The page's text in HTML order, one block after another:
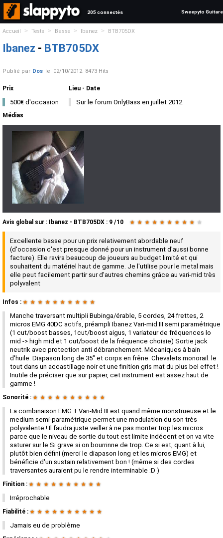
205 connectés Sweepyto Guitare
Accueil > Tests > Basse > Ibanez > BTB705DX
Ibanez - BTB705DX
Publié par Dos le 02/10/2012 8473 Hits
Prix
500€ d'occasion
Lieu - Date
Sur le forum OnlyBass en juillet 2012
Médias
Avis global sur : Ibanez - BTB705DX : 9 /10 ★ ★ ★ ★ ★ ★ ★ ★ ★ ★
Excellente basse pour un prix relativement abordable neuf
(d'occasion c'est presque donné pour un instrument d'aussi bonne
facture). Elle ravira beaucoup de joueurs au budget limité et qui
souhaitent du matériel haut de gamme. Je l'utilise pour le metal mais
elle peut facilement partir sur d'autres chemins grâce au vari-mid très
polyvalent
Infos : ★ ★ ★ ★ ★ ★ ★ ★ ★ ★
Manche traversant multipli Bubinga/érable, 5 cordes, 24 frettes, 2
micros EMG 40DC actifs, préampli Ibanez Vari-mid III semi paramétrique
(1 cut/boost basses, 1cut/boost aigus, 1 variateur de fréquences lo
mid -> high mid et 1 cut/boost de la fréquence choisie) Sortie jack
neutrik avec protection anti débranchement. Mécaniques à bain
d'huile. Diapason long de 35" et corps en frêne. Chevalets monorail. le
tout dans un accastillage noir et une finition gris mat du plus bel effet !
Inutile de préciser que sur papier, cet instrument est assez haut de
gamme !
Sonorité : ★ ★ ★ ★ ★ ★ ★ ★ ★ ★
La combinaison EMG + Vari-Mid III est quand même monstrueuse et le
medium semi-paramétrique permet une modulation du son très
polyvalente ! Il faudra juste veiller à ne pas monter trop les micros
parce que le niveau de sortie du tout est limite indécent et on va vite
saturer sur le Si grave si on bourrinne de trop. Ce si est, quant à lui,
plutôt bien défini (merci le diapason long et les micros EMG) et
bénéficie d'un sustain relativement bon ! (même si des cordes
traversantes auraient pu le rendre interminable :D )
Finition : ★ ★ ★ ★ ★ ★ ★ ★ ★ ★
Irréprochable
Fiabilité : ★ ★ ★ ★ ★ ★ ★ ★ ★ ★
Jamais eu de problème